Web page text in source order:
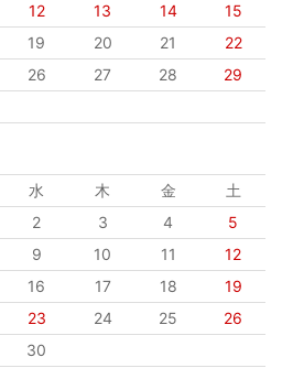
12 13 14
15
19 20 21
22
26 27 28
29
水 木 金
土
2 3 4
5
9 10 11
12
16 17 18
19
23 24 25
26
30